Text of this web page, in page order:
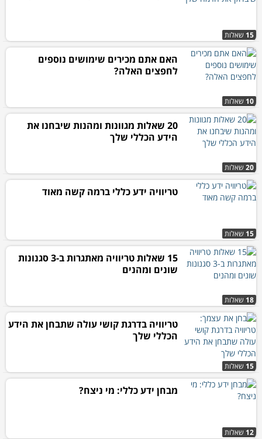
15 שאלות
10 שאלות
האם אתם מכירים שימושים נוספים
לחפצים האלה?
20 שאלות
20 שאלות מגוונות ומהנות שיבחנו את
הידע הכללי שלך
15 שאלות
טריוויה ידע כללי ברמה קשה מאוד
18 שאלות
15 שאלות טריוויה מאתגרות ב-3 סגנונות
שונים ומהנים
15 שאלות
טריוויה בדרגת קושי עולה שתבחן את הידע
הכללי שלך
12 שאלות
מבחן ידע כללי: מי ניצח?